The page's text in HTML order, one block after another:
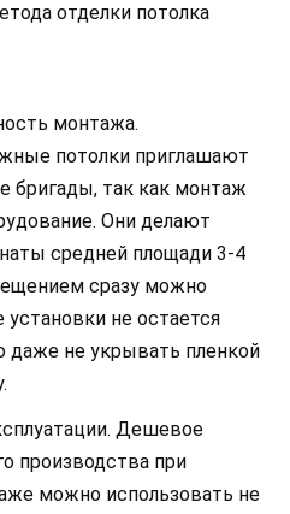
отделки потолка
монтажа.
потолки приглашают
бригады, так как монтаж
Они делают
средней площади 3-4
сразу можно
установки не остается
даже не укрывать пленкой
Дешевое
производства при
можно использовать не